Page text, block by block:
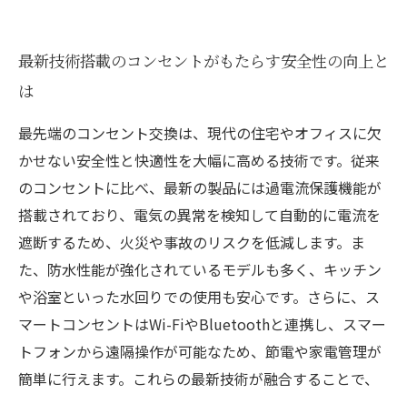
最新技術搭載のコンセントがもたらす安全性の向上と
は
最先端のコンセント交換は、現代の住宅やオフィスに欠
かせない安全性と快適性を大幅に高める技術です。従来
のコンセントに比べ、最新の製品には過電流保護機能が
搭載されており、電気の異常を検知して自動的に電流を
遮断するため、火災や事故のリスクを低減します。ま
た、防水性能が強化されているモデルも多く、キッチン
や浴室といった水回りでの使用も安心です。さらに、ス
マートコンセントはWi-FiやBluetoothと連携し、スマー
トフォンから遠隔操作が可能なため、節電や家電管理が
簡単に行えます。これらの最新技術が融合することで、